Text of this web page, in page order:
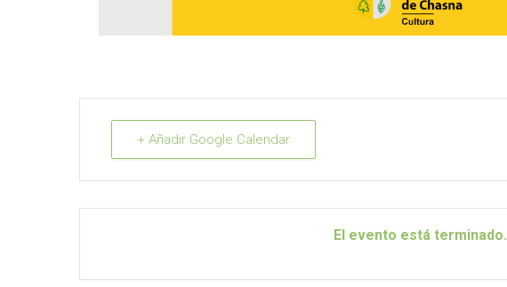
+ Añadir Google Calendar
El evento está terminado.